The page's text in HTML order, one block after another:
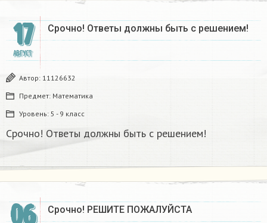
17
АВГУСТ
Срочно! Ответы должны быть с решением!
Автор: 11126632
Предмет: Математика
Уровень: 5 - 9 класс
Срочно! Ответы должны быть с решением!
06 Срочно! РЕШИТЕ ПОЖАЛУЙСТА